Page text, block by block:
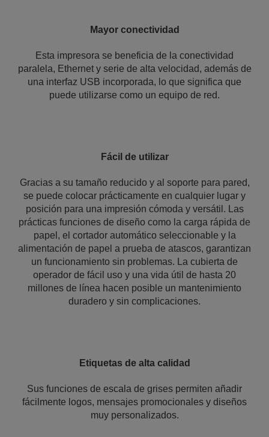
Mayor conectividad
Esta impresora se beneficia de la conectividad
paralela, Ethernet y serie de alta velocidad, además de
una interfaz USB incorporada, lo que significa que
puede utilizarse como un equipo de red.
Fácil de utilizar
Gracias a su tamaño reducido y al soporte para pared,
se puede colocar prácticamente en cualquier lugar y
posición para una impresión cómoda y versátil. Las
prácticas funciones de diseño como la carga rápida de
papel, el cortador automático seleccionable y la
alimentación de papel a prueba de atascos, garantizan
un funcionamiento sin problemas. La cubierta de
operador de fácil uso y una vida útil de hasta 20
millones de línea hacen posible un mantenimiento
duradero y sin complicaciones.
Etiquetas de alta calidad
Sus funciones de escala de grises permiten añadir
fácilmente logos, mensajes promocionales y diseños
muy personalizados.